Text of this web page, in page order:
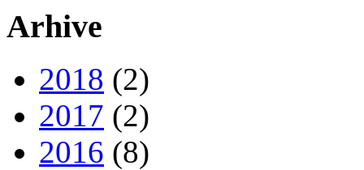
Arhive
2018 (2)
2017 (2)
2016 (8)